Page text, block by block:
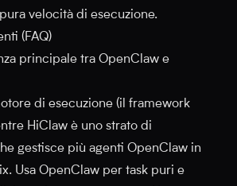
velocità di esecuzione.
(FAQ)
principale tra OpenClaw e
di esecuzione (il framework
HiClaw è uno strato di
gestisce più agenti OpenClaw in
Usa OpenClaw per task puri e